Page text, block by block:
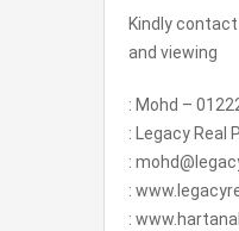
Kindly
and viewing
: Mohd –
: Legacy Real
:
:
: